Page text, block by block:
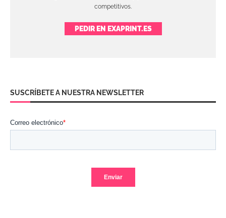
competitivos.
PEDIR EN EXAPRINT.ES
SUSCRÍBETE A NUESTRA NEWSLETTER